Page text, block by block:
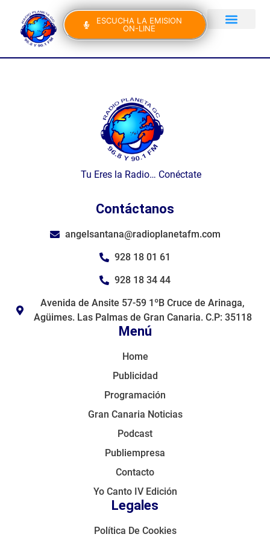
ESCUCHA LA EMISION
ON-LINE
Tu Eres la Radio… Conéctate
Menú
Home
Publicidad
Programación
Gran Canaria Noticias
Podcast
Publiempresa
Contacto
Yo Canto IV Edición
Legales
Política De Cookies
Contáctanos
angelsantana@radioplanetafm.com
928 18 01 61
928 18 34 44
Avenida de Ansite 57-59 1ºB Cruce de Arinaga,
Agüimes. Las Palmas de Gran Canaria. C.P: 35118